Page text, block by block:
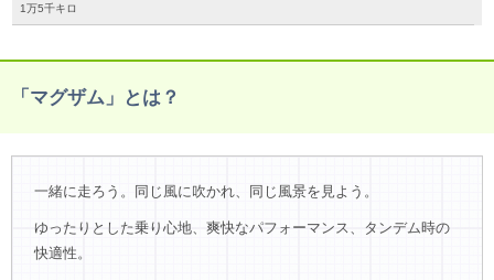
1万5千キロ
「マグザム」とは？
一緒に走ろう。同じ風に吹かれ、同じ風景を見よう。
ゆったりとした乗り心地、爽快なパフォーマンス、タンデム時の
快適性。